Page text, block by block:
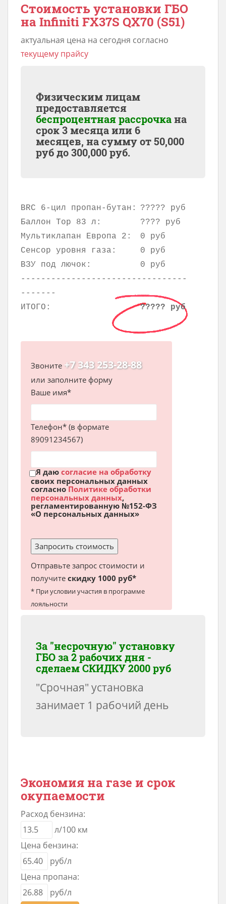
Стоимость установки ГБО
на Infiniti FX37S QX70 (S51)
актуальная цена на сегодня согласно
текущему прайсу
Физическим лицам
предоставляется
беспроцентная рассрочкана
срок 3 месяца или 6
месяцев, на сумму от50,000
руб до300,000руб.
BRC 6-цил пропан-бутан:
????? руб
Баллон Тор 83 л:
???? руб
Мультиклапан Европа 2:
0 руб
Сенсор уровня газа:
0 руб
ВЗУ под лючок:
0 руб
---------------------------------
-------
ИТОГО:
????? руб
Звоните +7 343 253-28-88
или заполните форму
Ваше имя*
Телефон* (в формате
89091234567)
Я даю согласие на обработку
своих персональных данных
согласноПолитике обработки
персональных данных,
регламентированную №152-ФЗ
«О персональных данных»
Отправьте запрос стоимости и
получите скидку 1000 руб*
* При условии участия в программе
лояльности
За "несрочную" установку
ГБО за 2 рабочих дня -
сделаемСКИДКУ 2000 руб
"Срочная" установка
занимает 1 рабочий день
Экономия на газе и срок
окупаемости
Расход бензина:
л/100 км
Цена бензина:
руб/л
Цена пропана:
руб/л